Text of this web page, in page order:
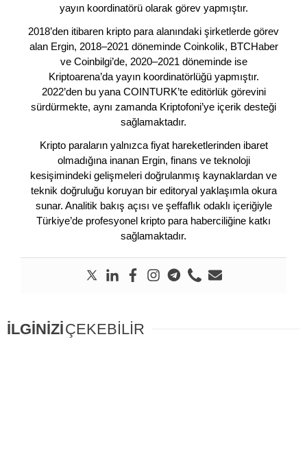
yayın koordinatörü olarak görev yapmıştır.
2018’den itibaren kripto para alanındaki şirketlerde görev
alan Ergin, 2018–2021 döneminde Coinkolik, BTCHaber
ve Coinbilgi’de, 2020–2021 döneminde ise
Kriptoarena’da yayın koordinatörlüğü yapmıştır.
2022’den bu yana COINTURK’te editörlük görevini
sürdürmekte, aynı zamanda Kriptofoni’ye içerik desteği
sağlamaktadır.
Kripto paraların yalnızca fiyat hareketlerinden ibaret
olmadığına inanan Ergin, finans ve teknoloji
kesişimindeki gelişmeleri doğrulanmış kaynaklardan ve
teknik doğruluğu koruyan bir editoryal yaklaşımla okura
sunar. Analitik bakış açısı ve şeffaflık odaklı içeriğiyle
Türkiye’de profesyonel kripto para haberciliğine katkı
sağlamaktadır.
İLGİNİZİÇEKEBİLİR